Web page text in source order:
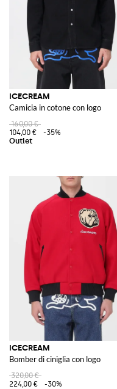
ICECREAM
Camicia in cotone con logo
160,00 €
104,00 €
-35%
ICECREAM
Bomber di ciniglia con logo
320,00 €
224,00 €
-30%